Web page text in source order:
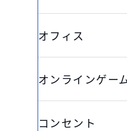
オフィス
オンラインゲー
コンセント